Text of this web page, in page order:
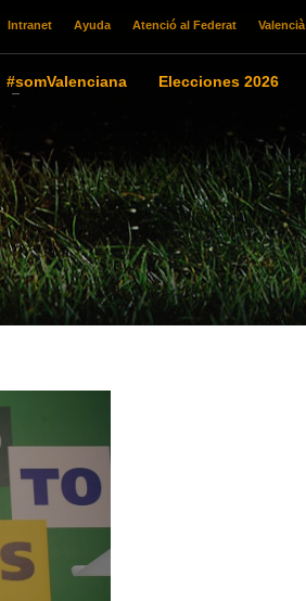
Intranet Ayuda Atenció al Federat Valencià
#somValenciana Elecciones 2026